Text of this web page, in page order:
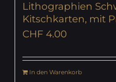
Lithographien
Kitschkarten, mit
CHF 4.00
In den Warenkorb